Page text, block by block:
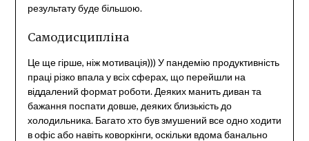
результату буде більшою.
Самодисципліна
Це ще гірше, ніж мотивація))) У пандемію продуктивність
праці різко впала у всіх сферах, що перейшли на
віддалений формат роботи. Деяких манить диван та
бажання поспати довше, деяких близькість до
холодильника. Багато хто був змушений все одно ходити
в офіс або навіть коворкінги, оскільки вдома банально